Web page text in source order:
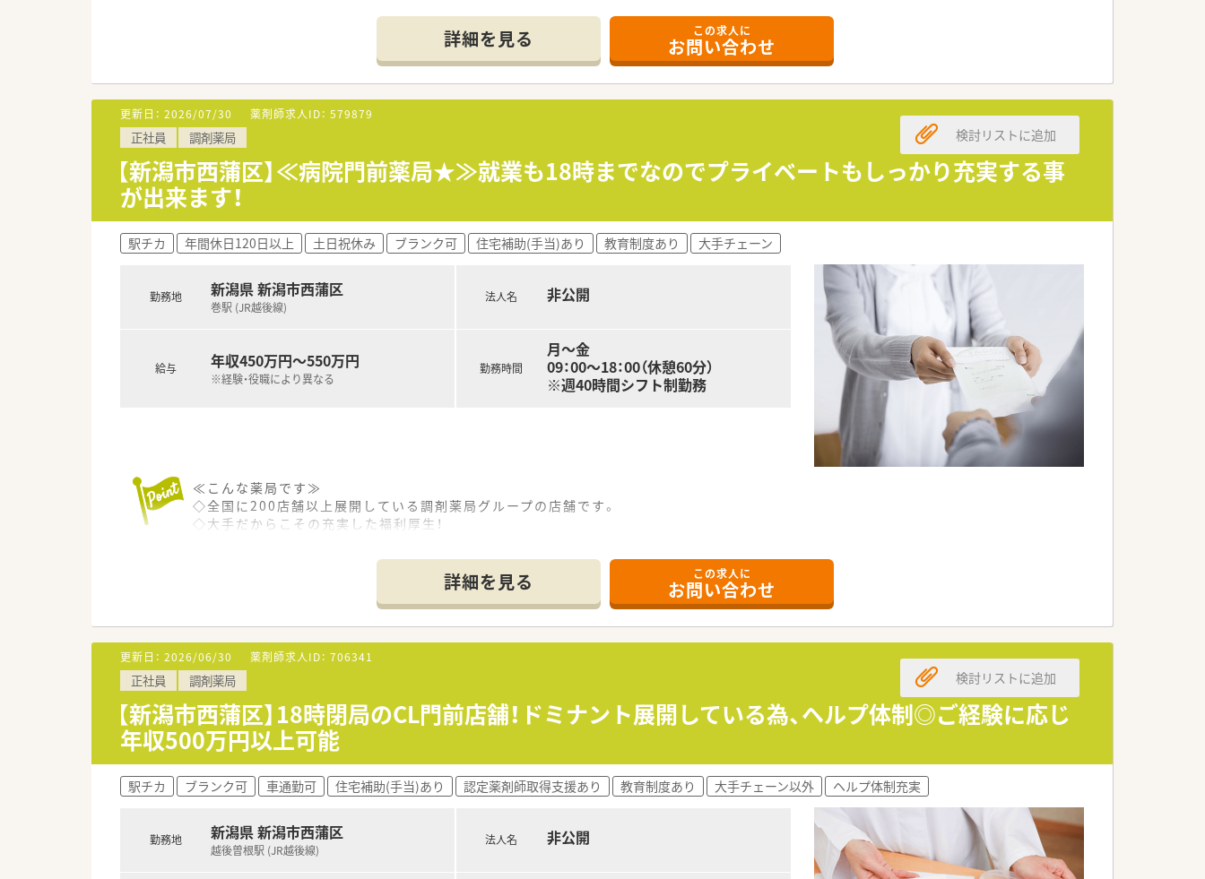
■音声で薬歴入力が出来る設備を導入しており効率良く働ける環境を整えています。
■巻駅から車で15分程度の場所にあり、近隣にはイオン等の商業施設があるので、勤務後に買い物が出来るなど便利です。
■全国に800を超える店舗展開をする大手チェーン企業です。
■直近15年で売上高4倍、経常利益も3倍以上と右肩上がりの成長を続けており、経営面でも安定しています。
■調剤併設のドラッグストア、病院門前やクリニックモール併設、駅前型や郊外型店舗など様々な店舗のスタイルが安定・成長・高収益に
繋がっています。
■プラチナくるみんマークも取得しており、子育てをサポートしている企業のため女性の方はもちろん、男性の育休取得者もいるなど男
女ともに働きやすい社風です。
≪大手企業ならではの充実した福利厚生≫
■育休休業を3歳まで延長できる制度や時短勤務は子供が中学1年生になるまで、復職フォロー制度など育児支援が充実しています。
■医薬品・化粧品・日用雑貨などを社員価格で購入できる「社員購買割引制度」や「奨学金返済サポート制度」、「定期 健康診断・人間ドッ
≪こんな人におすすめ≫
■仕事とプライベートのメリハリをつけて働きたい方
詳細を見る この求人に
お問い合わせ
更新日： 2026/07/30 薬剤師求人ID： 579879
正社員 調剤薬局
【新潟市西蒲区】≪病院門前薬局★≫就業も18時までなのでプライベートもしっかり充実する事
が出来ます！
検討リストに追加
駅チカ 年間休日120日以上 土日祝休み ブランク可 住宅補助(手当)あり 教育制度あり 大手チェーン
勤務地 新潟県 新潟市西蒲区
巻駅 (JR越後線)
給与 年収450万円～550万円
※経験・役職により異なる
法人名 非公開
勤務時間
月～金
09：00～18：00（休憩60分）
※週40時間シフト制勤務
≪こんな薬局です≫
◇全国に200店舗以上展開している調剤薬局グループの店舗です。
◇大手だからこその充実した福利厚生！
育児・介護時短制度など魅力がいっぱい。
◇全国規模での学術発表会も実施しています！詳細を見る この求人に
お問い合わせ
更新日： 2026/06/30 薬剤師求人ID： 706341
正社員 調剤薬局
【新潟市西蒲区】18時閉局のCL門前店舗！ドミナント展開している為、ヘルプ体制◎ご経験に応じ
年収500万円以上可能
検討リストに追加
駅チカ ブランク可 車通勤可 住宅補助(手当)あり 認定薬剤師取得支援あり 教育制度あり 大手チェーン以外 ヘルプ体制充実
勤務地 新潟県 新潟市西蒲区
越後曽根駅 (JR越後線)
法人名 非公開